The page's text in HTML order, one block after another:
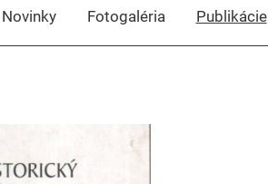
Novinky Fotogaléria Publikácie